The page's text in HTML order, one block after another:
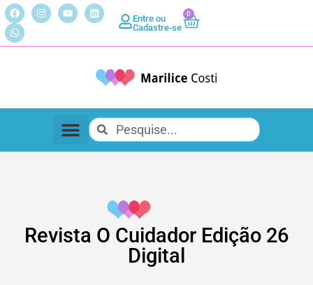
Entre ou
Cadastre-se
0
Revista O Cuidador Edição 26
Digital